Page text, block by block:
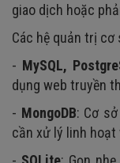
giao dịch hoặc
Các hệ quản trị cơ
- MySQL,
dụng web truyền
- MongoDB: Cơ
cần xử lý linh